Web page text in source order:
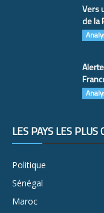
Vers
de la
LES PAYS LES PLUS
Politique
Sénégal
Maroc